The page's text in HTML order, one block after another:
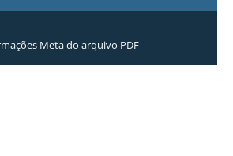
Meta do arquivo PDF